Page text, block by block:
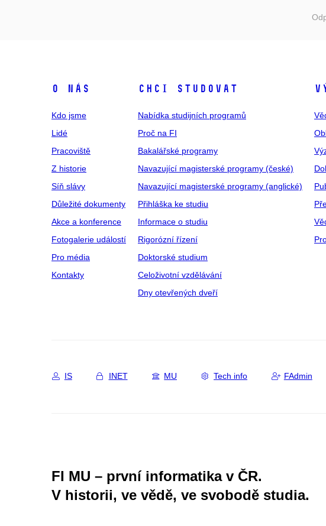
O NÁS
Kdo jsme
Lidé
Pracoviště
Z historie
Síň slávy
Důležité dokumenty
Akce a konference
Fotogalerie událostí
Pro média
Kontakty
CHCI STUDOVAT
Nabídka studijních programů
Proč na FI
Bakalářské programy
Navazující magisterské programy (české)
Navazující magisterské programy (anglické)
Přihláška ke studiu
Informace o studiu
Rigorózní řízení
Doktorské studium
Celoživotní vzdělávání
Dny otevřených dveří
IS INET MU Tech info FAdmin
FI MU – první informatika v ČR.
V historii, ve vědě, ve svobodě studia.